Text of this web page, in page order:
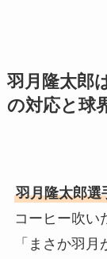
羽月隆太郎
の対応と球
羽月隆太郎選
コーヒー吹い
「まさか羽